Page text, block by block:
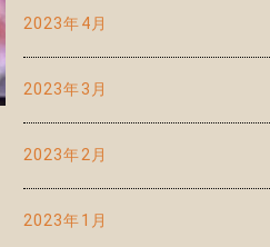
2023年4月
2023年3月
2023年2月
2023年1月